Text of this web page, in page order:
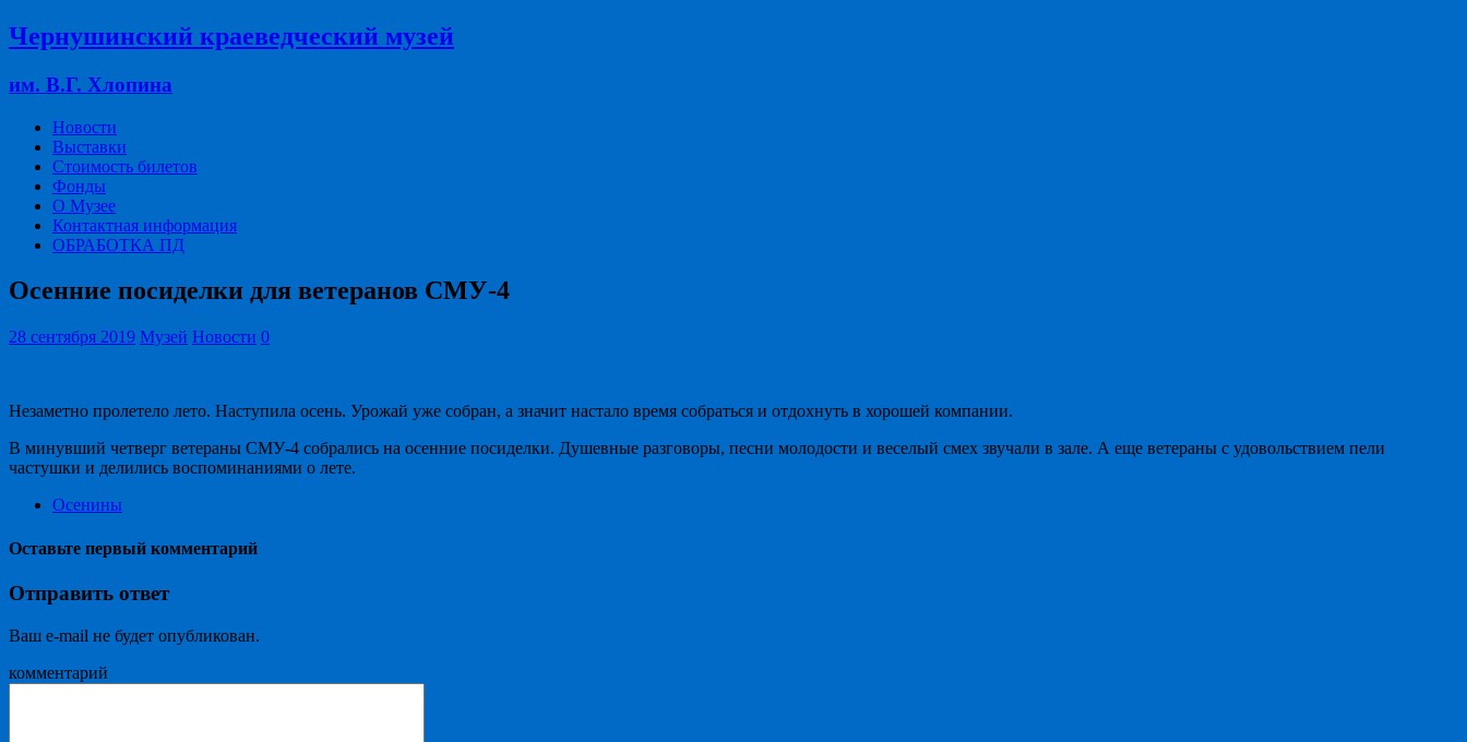
Чернушинский краеведческий музей
им. В.Г. Хлопина
Новости
Выставки
Стоимость билетов
Фонды
О Музее
Контактная информация
ОБРАБОТКА ПД
Осенние посиделки для ветеранов СМУ-4
28 сентября 2019 Музей Новости 0
Незаметно пролетело лето. Наступила осень. Урожай уже собран, а значит настало время собраться и отдохнуть в хорошей компании.
В минувший четверг ветераны СМУ-4 собрались на осенние посиделки. Душевные разговоры, песни молодости и веселый смех звучали в зале. А еще ветераны с удовольствием пели
частушки и делились воспоминаниями о лете.
Осенины
Оставьте первый комментарий
Отправить ответ
Ваш e-mail не будет опубликован.
комментарий